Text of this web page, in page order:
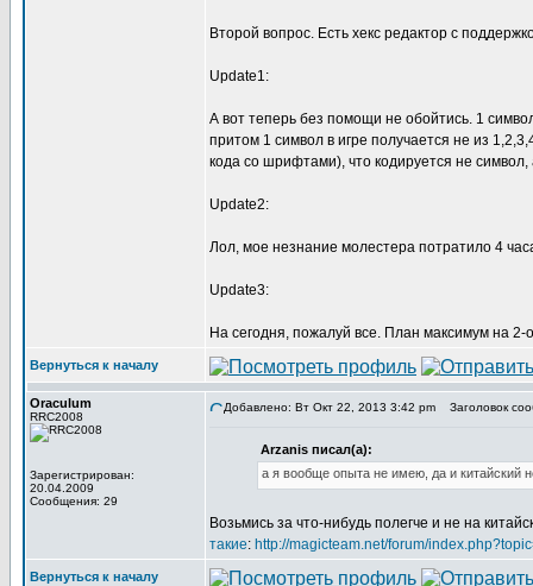
Второй вопрос. Есть хекс редактор с
Update1:
А вот теперь без помощи не обойтись. 1
притом 1 символ в игре получается не из
кода со шрифтами), что кодируется не символ,
Update2:
Лол, мое незнание молестера потратило 4
Update3:
На сегодня, пожалуй все. План максимум на
Вернуться к началу
Oraculum
RRC2008
Зарегистрирован:
20.04.2009
Сообщения: 29
Добавлено: Вт Окт 22, 2013 3:42 pm Заголовок
Arzanis писал(а):
а я вообще опыта не имею, да и китайский
Возьмись за что-нибудь полегче и не на
такие: http://magicteam.net/forum/
Вернуться к началу